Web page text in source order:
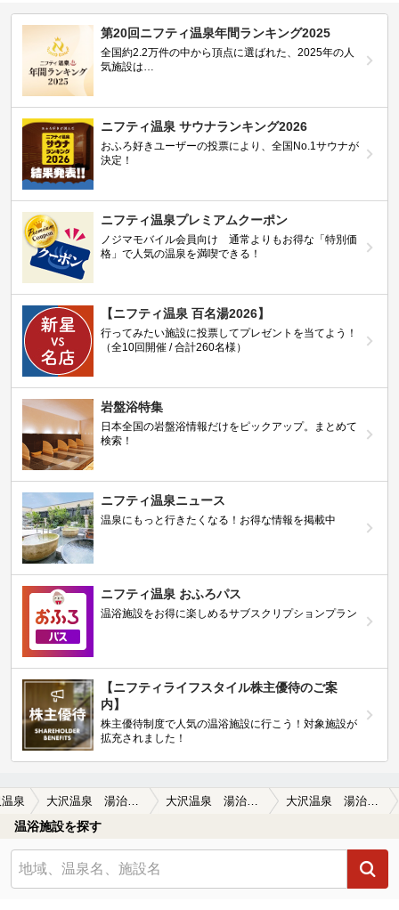
第20回ニフティ温泉年間ランキング2025
全国約2.2万件の中から頂点に選ばれた、2025年の人
気施設は…
ニフティ温泉 サウナランキング2026
おふろ好きユーザーの投票により、全国No.1サウナが
決定！
ニフティ温泉プレミアムクーポン
ノジマモバイル会員向け 通常よりもお得な「特別価
格」で人気の温泉を満喫できる！
【ニフティ温泉 百名湯2026】
行ってみたい施設に投票してプレゼントを当てよう！
（全10回開催 / 合計260名様）
岩盤浴特集
日本全国の岩盤浴情報だけをピックアップ。まとめて
検索！
ニフティ温泉ニュース
温泉にもっと行きたくなる！お得な情報を掲載中
ニフティ温泉 おふろパス
温浴施設をお得に楽しめるサブスクリプションプラン
【ニフティライフスタイル株主優待のご案
内】
株主優待制度で人気の温浴施設に行こう！対象施設が
拡充されました！
泉 大沢温泉 湯治屋(とうじや） 大沢温泉 湯治屋(とうじや）の口コミ一覧 大沢温泉 湯治屋(とうじや）の口コミ どの湯船も、みな同じ源泉とは…
温浴施設を探す